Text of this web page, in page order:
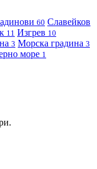
60 Славейков
11 Изгрев 10
3 Морска градина 3
море 1